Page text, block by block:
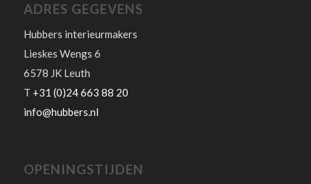
ADRES GEGEVENS
Hubbers interieurmakers
Lieskes Wengs 6
6578 JK Leuth
T +31 (0)24 663 88 20
info@hubbers.nl
OPENINGSTIJDEN